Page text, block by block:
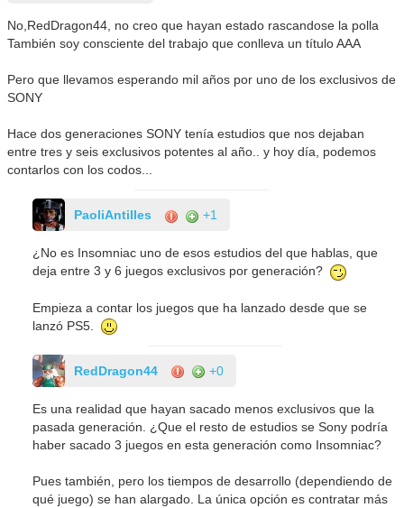
No,RedDragon44, no creo que hayan estado rascandose la polla
También soy consciente del trabajo que conlleva un título AAA
Pero que llevamos esperando mil años por uno de los exclusivos de
SONY
Hace dos generaciones SONY tenía estudios que nos dejaban
entre tres y seis exclusivos potentes al año.. y hoy día, podemos
contarlos con los codos...
PaoliAntilles +1
¿No es Insomniac uno de esos estudios del que hablas, que
deja entre 3 y 6 juegos exclusivos por generación?
Empieza a contar los juegos que ha lanzado desde que se
lanzó PS5.
RedDragon44 +0
Es una realidad que hayan sacado menos exclusivos que la
pasada generación. ¿Que el resto de estudios se Sony podría
haber sacado 3 juegos en esta generación como Insomniac?
Pues también, pero los tiempos de desarrollo (dependiendo de
qué juego) se han alargado. La única opción es contratar más